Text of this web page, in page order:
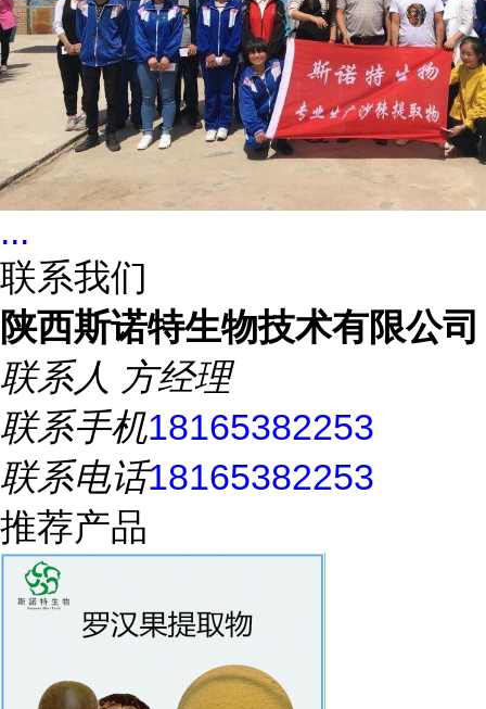
...
联系我们
陕西斯诺特生物技术有限公司
联系人 方经理
联系手机18165382253
联系电话18165382253
推荐产品